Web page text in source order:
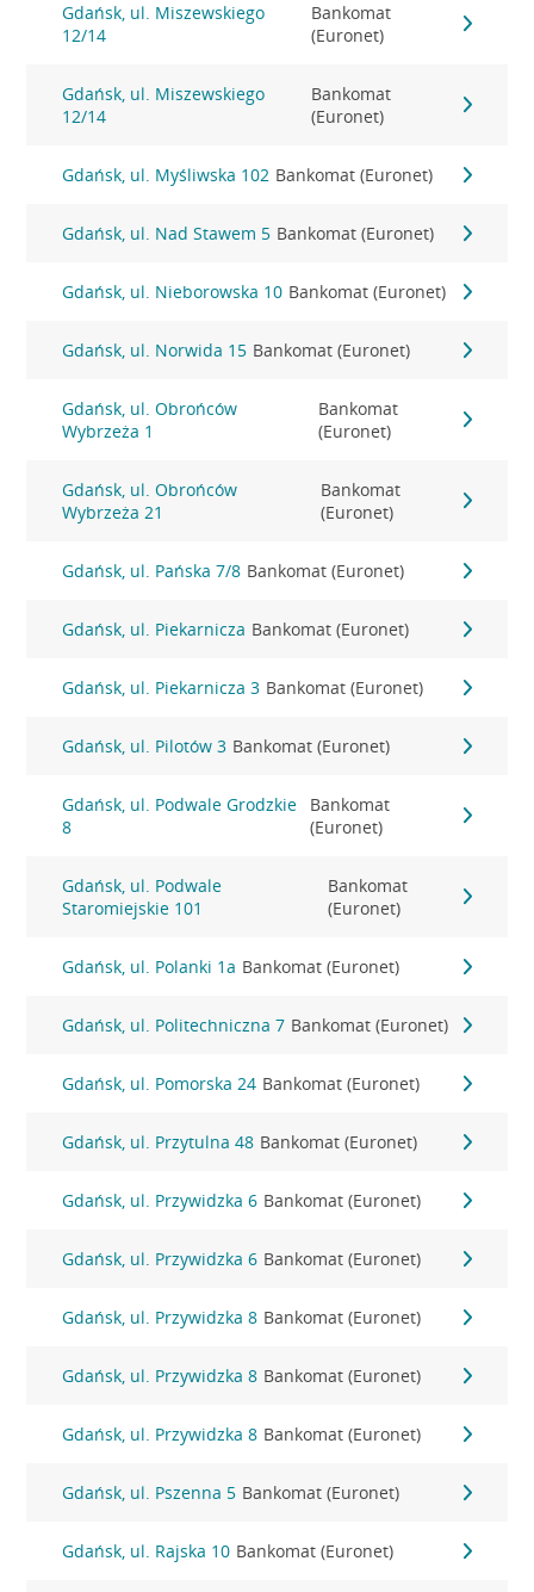
Gdańsk, ul. Miszewskiego
12/14
Bankomat
(Euronet)
Gdańsk, ul. Miszewskiego
12/14
Bankomat
(Euronet)
Gdańsk, ul. Myśliwska 102 Bankomat (Euronet)
Gdańsk, ul. Nad Stawem 5 Bankomat (Euronet)
Gdańsk, ul. Nieborowska 10 Bankomat (Euronet)
Gdańsk, ul. Norwida 15 Bankomat (Euronet)
Gdańsk, ul. Obrońców
Wybrzeża 1
Bankomat
(Euronet)
Gdańsk, ul. Obrońców
Wybrzeża 21
Bankomat
(Euronet)
Gdańsk, ul. Pańska 7/8 Bankomat (Euronet)
Gdańsk, ul. Piekarnicza Bankomat (Euronet)
Gdańsk, ul. Piekarnicza 3 Bankomat (Euronet)
Gdańsk, ul. Pilotów 3 Bankomat (Euronet)
Gdańsk, ul. Podwale Grodzkie
8
Bankomat
(Euronet)
Gdańsk, ul. Podwale
Staromiejskie 101
Bankomat
(Euronet)
Gdańsk, ul. Polanki 1a Bankomat (Euronet)
Gdańsk, ul. Politechniczna 7 Bankomat (Euronet)
Gdańsk, ul. Pomorska 24 Bankomat (Euronet)
Gdańsk, ul. Przytulna 48 Bankomat (Euronet)
Gdańsk, ul. Przywidzka 6 Bankomat (Euronet)
Gdańsk, ul. Przywidzka 6 Bankomat (Euronet)
Gdańsk, ul. Przywidzka 8 Bankomat (Euronet)
Gdańsk, ul. Przywidzka 8 Bankomat (Euronet)
Gdańsk, ul. Przywidzka 8 Bankomat (Euronet)
Gdańsk, ul. Pszenna 5 Bankomat (Euronet)
Gdańsk, ul. Rajska 10 Bankomat (Euronet)